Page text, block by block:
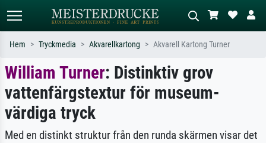
Standardsök AI-bildsökning
Sök efter konstnär, titel eller stil –
t.ex. Monet, Stjärnenatt,
impressionism, Hokusai-våg, naken.
Beskriv scenen – t.ex. grön äng,
abstrakt med mycket rött, mörk
Hem Tryckmedia Akvarellkartong Akvarell Kartong Turner
William Turner: Distinktiv grov
vattenfärgstextur för museum-
värdiga tryck
Med en distinkt struktur från den runda skärmen visar det